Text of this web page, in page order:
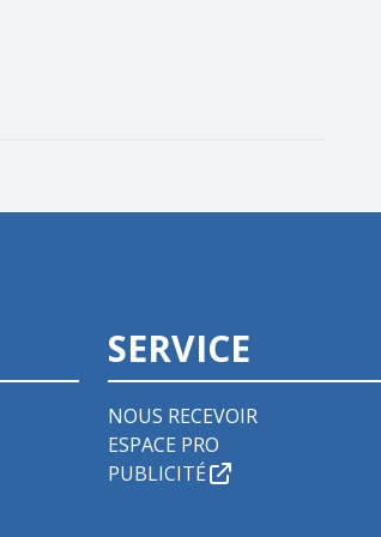
SERVICE
NOUS RECEVOIR
ESPACE PRO
PUBLICITÉ